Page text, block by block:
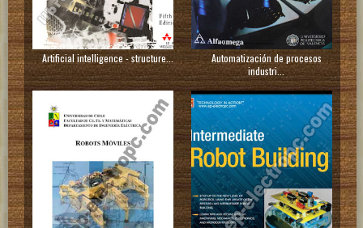
Artificial intelligence - structure...
Automatización de procesos
industri...